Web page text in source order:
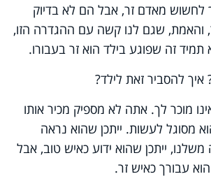
לחשוש מאדם זר, אבל הם לא בדיוק
והאמת, שגם לנו קשה עם ההגדרה הזו,
זה שפוגע בילד הוא זר בעבורו.
איך להסביר זאת לילד?
מוכר לך. אתה לא מספיק מכיר אותו
מסוגל לעשות. ייתכן שהוא נראה
ייתכן שהוא ידוע כאיש טוב, אבל
עבורך כאיש זר.